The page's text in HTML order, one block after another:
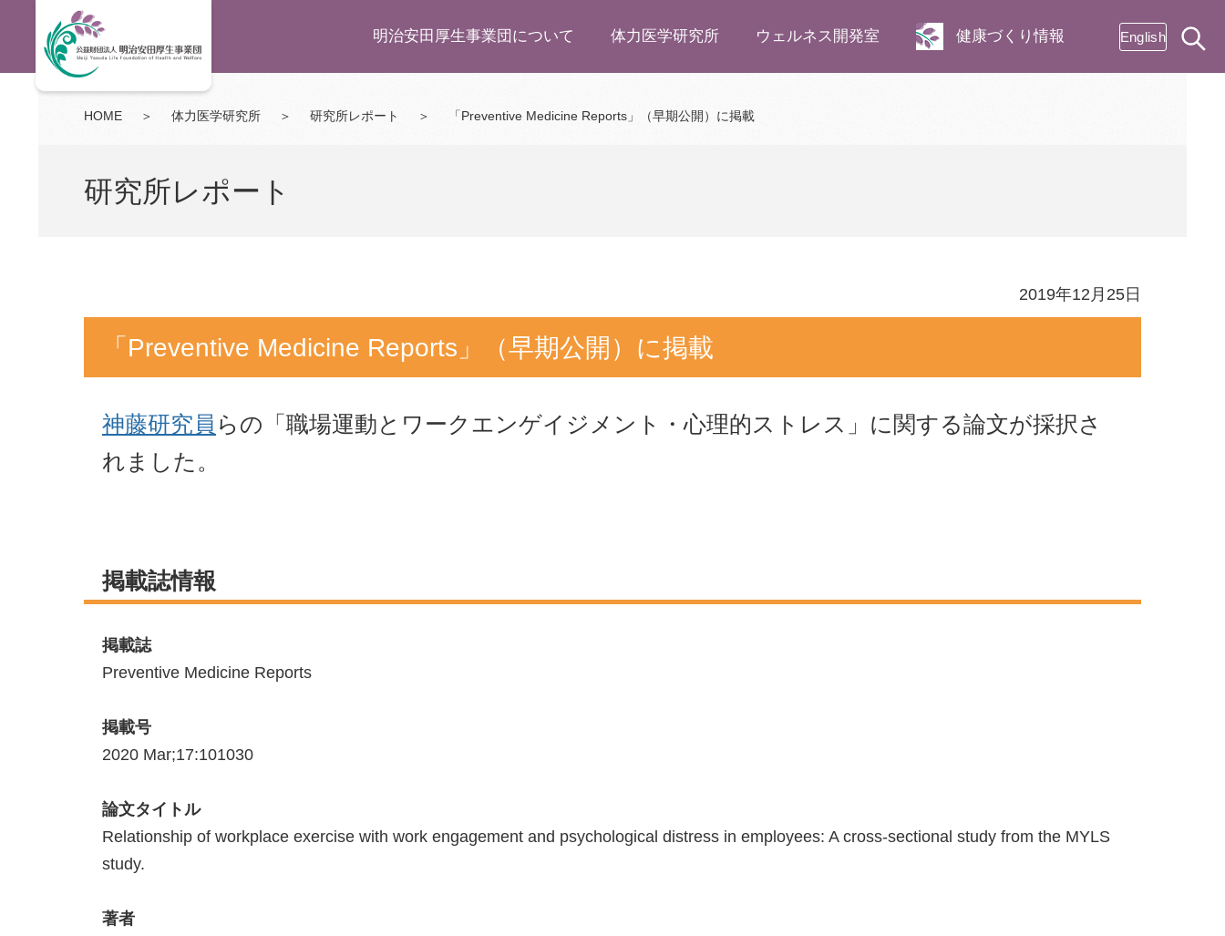
明治安田厚生事業団について 体力医学研究所 ウェルネス開発室 健康づくり情報 English
HOME ＞ 体力医学研究所 ＞ 研究所レポート ＞ 「Preventive Medicine Reports」（早期公開）に掲載
研究所レポート
2019年12月25日
「Preventive Medicine Reports」（早期公開）に掲載
神藤研究員 らの「職場運動とワークエンゲイジメント・心理的ストレス」に関する論文が採択さ
れました。
掲載誌情報
掲載誌
Preventive Medicine Reports
掲載号
2020 Mar;17:101030
論文タイトル
Relationship of workplace exercise with work engagement and psychological distress in employees: A cross-sectional study from the MYLS
study.
著者